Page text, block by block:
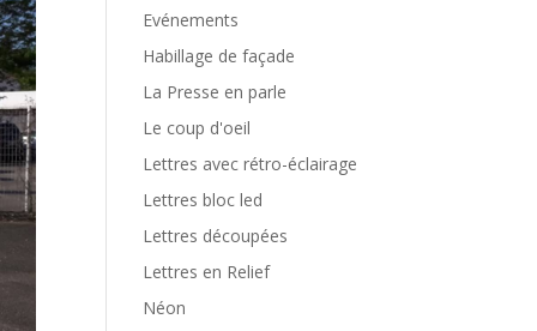
Evénements
Habillage de façade
La Presse en parle
Le coup d'oeil
Lettres avec rétro-éclairage
Lettres bloc led
Lettres découpées
Lettres en Relief
Néon